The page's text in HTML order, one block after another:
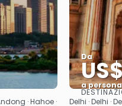
· Hahoe ·
Da
a persona
Delhi · Delhi ·